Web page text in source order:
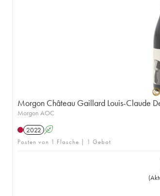
Morgon Château Gaillard Louis-Claude
Morgon AOC
2022 A
Posten von 1 Flasche | 1 Gebot
(